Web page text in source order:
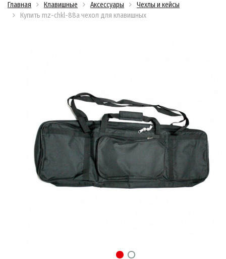
Главная Клавишные Аксессуары
Чехлы и кейсы
Купить mz-chkl-88а чехол для клавишных